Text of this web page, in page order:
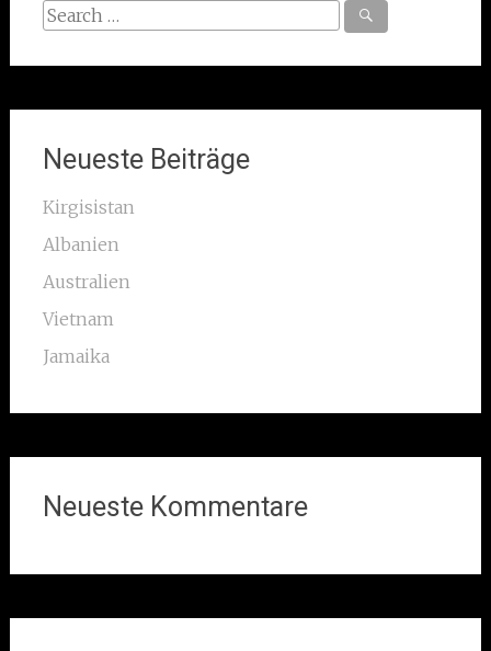
Search
Neueste Beiträge
Kirgisistan
Albanien
Australien
Vietnam
Jamaika
Neueste Kommentare